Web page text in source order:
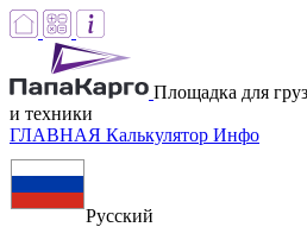
Площадка для
и техники
ГЛАВНАЯ Калькулятор Инфо
Русский